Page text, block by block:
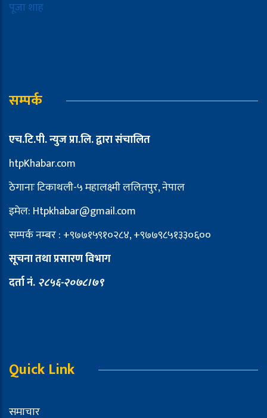
पूजा शाह
सम्पर्क
एच.टि.पी. न्युज प्रा.लि. द्वारा संचालित
htpKhabar.com
ठेगानाः टिकाथली-५ महालक्ष्मी ललितपुर, नेपाल
इमेल: Htpkhabar@gmail.com
सम्पर्क नम्बर : +९७७१५९१०२८४, +९७७९८५१३३०६००
सूचना तथा प्रसारण विभाग
दर्ता नं. २८५६-२०७८।७९
Quick Link
समाचार